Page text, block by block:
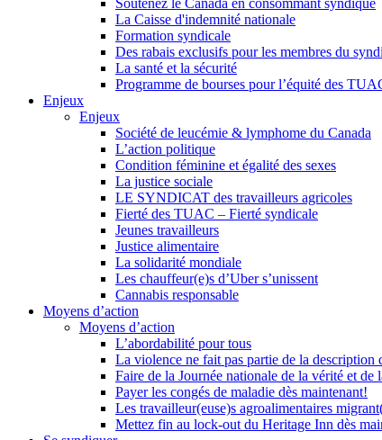
Soutenez le Canada en consommant syndiqué
La Caisse d'indemnité nationale
Formation syndicale
Des rabais exclusifs pour les membres du
La santé et la sécurité
Programme de bourses pour l’équité des
Enjeux
Enjeux
Société de leucémie & lymphome du Canada
L’action politique
Condition féminine et égalité des sexes
La justice sociale
LE SYNDICAT des travailleurs agricoles
Fierté des TUAC – Fierté syndicale
Jeunes travailleurs
Justice alimentaire
La solidarité mondiale
Les chauffeur(e)s d’Uber s’unissent
Cannabis responsable
Moyens d’action
Moyens d’action
L’abordabilité pour tous
La violence ne fait pas partie de la description
Faire de la Journée nationale de la vérité et
Payer les congés de maladie dès maintenant!
Les travailleur(euse)s agroalimentaires
Mettez fin au lock-out du Heritage Inn dès